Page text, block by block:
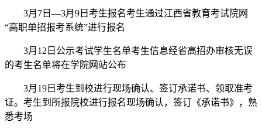
3月7日—3月9日考生报名考生通过江西省教育考试院网
“高职单招报考系统”进行报名
3月12日公示考试学生名单考生信息经省高招办审核无误
的考生名单将在学院网站公布
3月19日考生到校进行现场确认、签订承诺书、领取准考
证。考生到所报院校进行报名现场确认，签订《承诺书》，熟
悉考场